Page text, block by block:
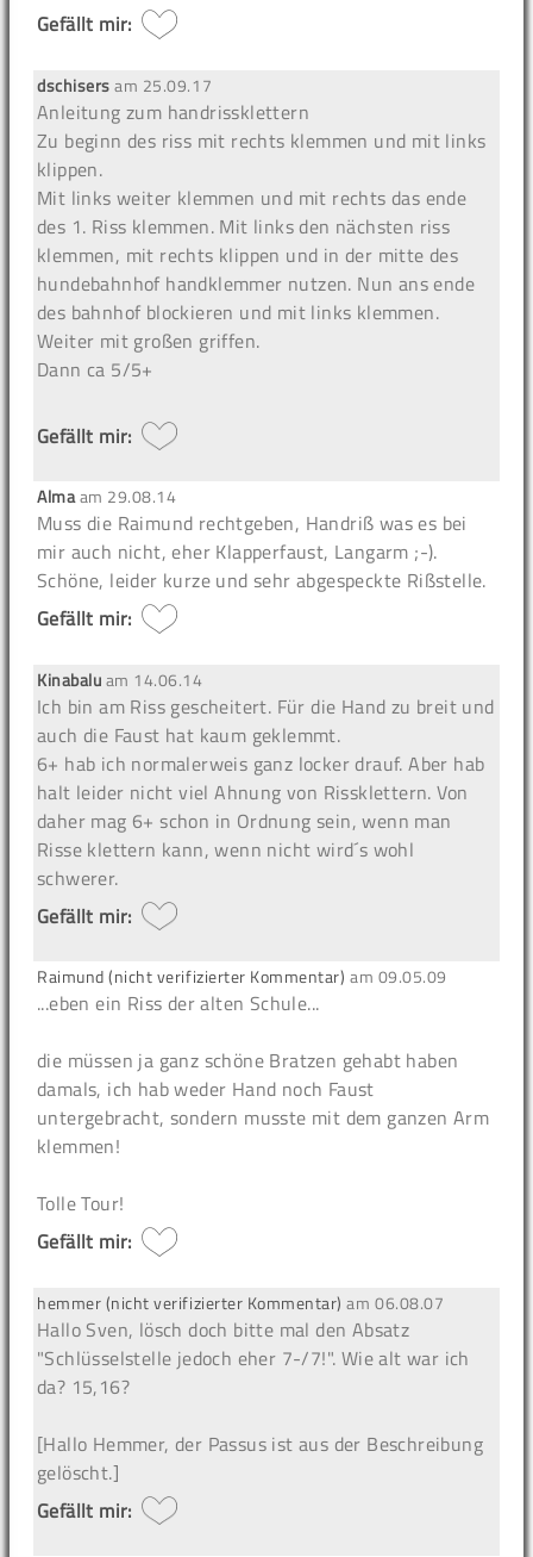
Gefällt mir:
dschisersam 25.09.17
Anleitung zum handrissklettern
Zu beginn des riss mit rechts klemmen und mit links
klippen.
Mit links weiter klemmen und mit rechts das ende
des 1. Riss klemmen. Mit links den nächsten riss
klemmen, mit rechts klippen und in der mitte des
hundebahnhof handklemmer nutzen. Nun ans ende
des bahnhof blockieren und mit links klemmen.
Weiter mit großen griffen.
Dann ca 5/5+
Gefällt mir:
Almaam 29.08.14
Muss die Raimund rechtgeben, Handriß was es bei
mir auch nicht, eher Klapperfaust, Langarm ;-).
Schöne, leider kurze und sehr abgespeckte Rißstelle.
Gefällt mir:
Kinabaluam 14.06.14
Ich bin am Riss gescheitert. Für die Hand zu breit und
auch die Faust hat kaum geklemmt.
6+ hab ich normalerweis ganz locker drauf. Aber hab
halt leider nicht viel Ahnung von Rissklettern. Von
daher mag 6+ schon in Ordnung sein, wenn man
Risse klettern kann, wenn nicht wird´s wohl
schwerer.
Gefällt mir:
Raimund (nicht verifizierter Kommentar) am 09.05.09
...eben ein Riss der alten Schule...
die müssen ja ganz schöne Bratzen gehabt haben
damals, ich hab weder Hand noch Faust
untergebracht, sondern musste mit dem ganzen Arm
klemmen!
Tolle Tour!
Gefällt mir:
hemmer (nicht verifizierter Kommentar) am06.08.07
Hallo Sven, lösch doch bitte mal den Absatz
"Schlüsselstelle jedoch eher 7-/7!". Wie alt war ich
da? 15,16?
[Hallo Hemmer, der Passus ist aus der Beschreibung
gelöscht.]
Gefällt mir: